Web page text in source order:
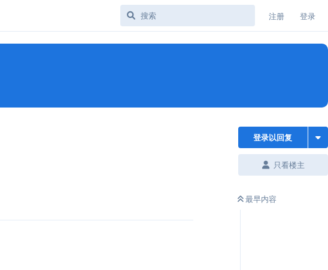
注册 登录
登录以回复
只看楼主
最早内容